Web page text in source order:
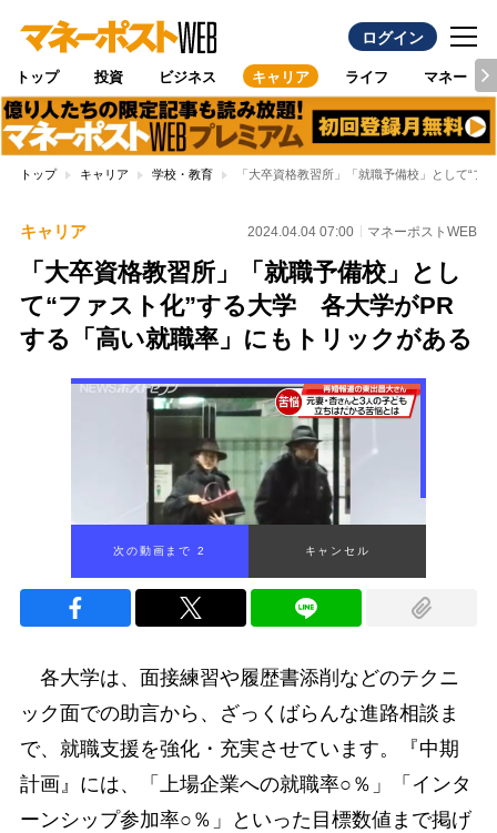
ログイン
トップ 投資 ビジネス キャリア ライフ マネー
トップ キャリア 学校・教育 「大卒資格教習所」「就職予備校」として“
キャリア 2024.04.04 07:00 マネーポストWEB
「大卒資格教習所」「就職予備校」とし
て“ファスト化”する大学 各大学がPR
する「高い就職率」にもトリックがある
次の動画まで 1 キャンセル
各大学は、面接練習や履歴書添削などのテクニ
ック面での助言から、ざっくばらんな進路相談ま
で、就職支援を強化・充実させています。『中期
計画』には、「上場企業への就職率○％」「インタ
ーンシップ参加率○％」といった目標数値まで掲げ